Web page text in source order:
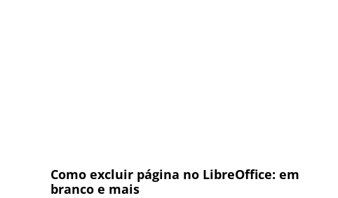
Como excluir página no LibreOffice: em
branco e mais